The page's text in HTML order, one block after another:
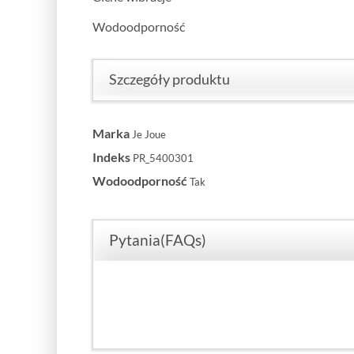
Wodoodporność
Szczegóły produktu
Marka Je Joue
Indeks PR_5400301
Wodoodporność Tak
Pytania(FAQs)